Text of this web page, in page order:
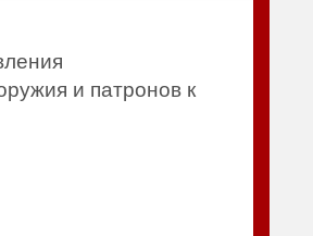
и патронов к